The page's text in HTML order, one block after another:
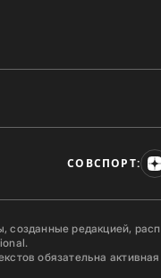
СОВСПОРТ:
созданные редакцией,
обязательна